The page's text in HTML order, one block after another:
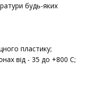
будь-яких
пластику;
від - 35 до +800 С;